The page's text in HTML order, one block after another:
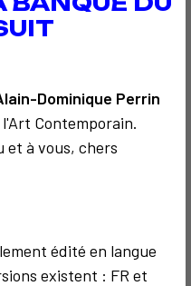
Dominique Perrin
Contemporain.
et à vous, chers
édité en langue
existent : FR et
les plus
fr-FR/windows-
iPod touch